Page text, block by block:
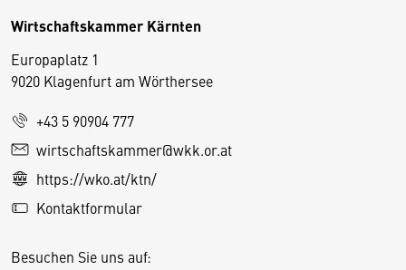
Wirtschaftskammer Kärnten
Europaplatz 1
9020 Klagenfurt am Wörthersee
+43 5 90904 777
wirtschaftskammer@wkk.or.at
https://wko.at/ktn/
Kontaktformular
Besuchen Sie uns auf:
D
e
s
S